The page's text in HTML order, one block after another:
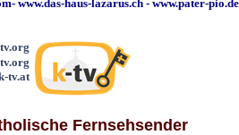
- www.das-haus-lazarus.ch - www.pater-pio.de
tv.at
Fernsehsender